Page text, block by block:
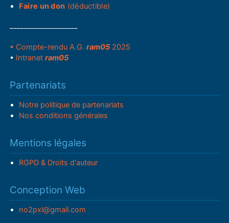
Faire un don (déductible)
• Compte-rendu A.G.ram05 2025
• Intranetram05
Partenariats
Notre politique de partenariats
Nos conditions générales
Mentions légales
RGPD & Droits d'auteur
Conception Web
no2pxl@gmail.com